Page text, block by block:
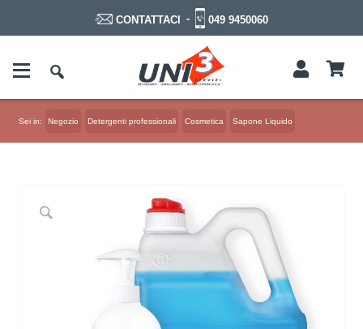
CONTATTACI - 049 9450060
Sei in: Negozio Detergenti professionali Cosmetica Sapone Liquido